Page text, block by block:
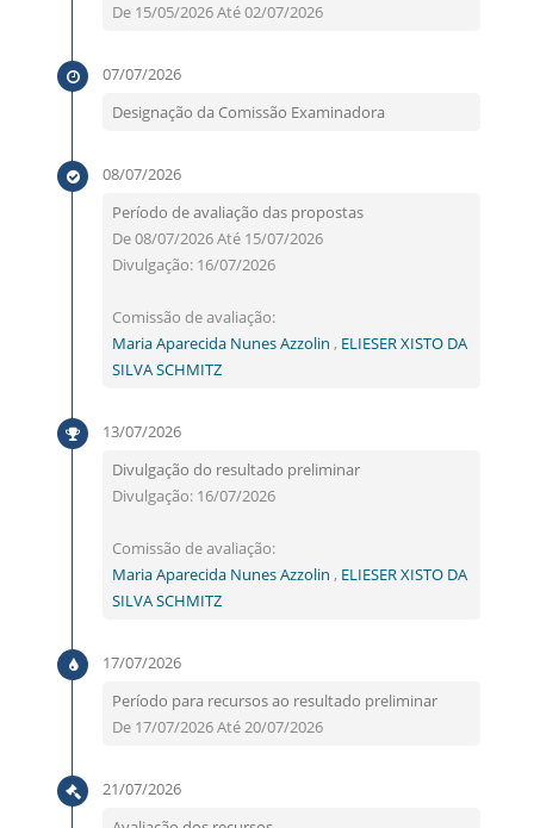
De 15/05/2026 Até 02/07/2026
07/07/2026
Designação da Comissão Examinadora
08/07/2026
Período de avaliação das propostas
De 08/07/2026 Até 15/07/2026
Divulgação: 16/07/2026
Comissão de avaliação:
Maria Aparecida Nunes Azzolin , ELIESER XISTO DA
SILVA SCHMITZ
13/07/2026
Divulgação do resultado preliminar
Divulgação: 16/07/2026
Comissão de avaliação:
Maria Aparecida Nunes Azzolin , ELIESER XISTO DA
SILVA SCHMITZ
17/07/2026
Período para recursos ao resultado preliminar
De 17/07/2026 Até 20/07/2026
21/07/2026